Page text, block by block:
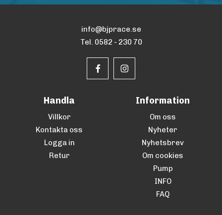
info@bjprace.se
Tel. 0582 - 230 70
Handla
Villkor
Kontakta oss
Logga in
Retur
Information
Om oss
Nyheter
Nyhetsbrev
Om cookies
Pump
INFO
FAQ